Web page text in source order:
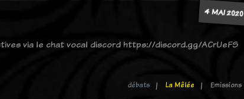
4 MAI 2020
via le chat vocal discord https://discord.gg/ACrUeFS
débats La Mêlée Emissions